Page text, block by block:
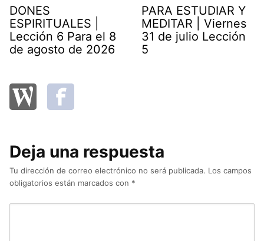
DONES
ESPIRITUALES |
Lección 6 Para el 8
de agosto de 2026
PARA ESTUDIAR Y
MEDITAR | Viernes
31 de julio Lección
5
Deja una respuesta
Tu dirección de correo electrónico no será publicada. Los campos
obligatorios están marcados con *